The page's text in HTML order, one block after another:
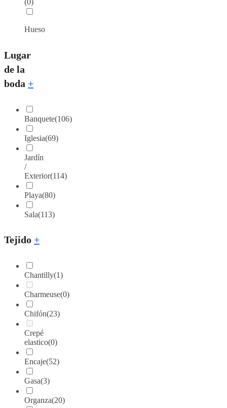
(0)
Hueso
Lugar
de la
boda +
Banquete(106)
Iglesia(69)
Jardín
/
Exterior(114)
Playa(80)
Sala(113)
Tejido +
Chantilly(1)
Charmeuse(0)
Chifón(23)
Crepé
elastico(0)
Encaje(52)
Gasa(3)
Organza(20)